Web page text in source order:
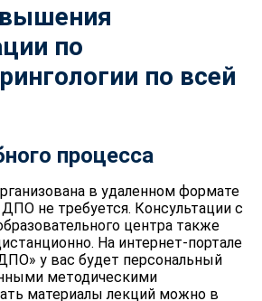
по
по всей
процесса
в удаленном формате
не требуется. Консультации с
центра также
На интернет-портале
у вас будет персональный
методическими
материалы лекций можно в